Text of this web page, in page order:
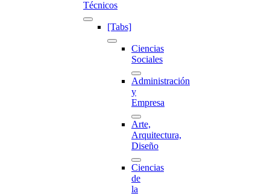
Técnicos
[Tabs]
Ciencias
Sociales
Administración
y
Empresa
Arte,
Arquitectura,
Diseño
Ciencias
de
la